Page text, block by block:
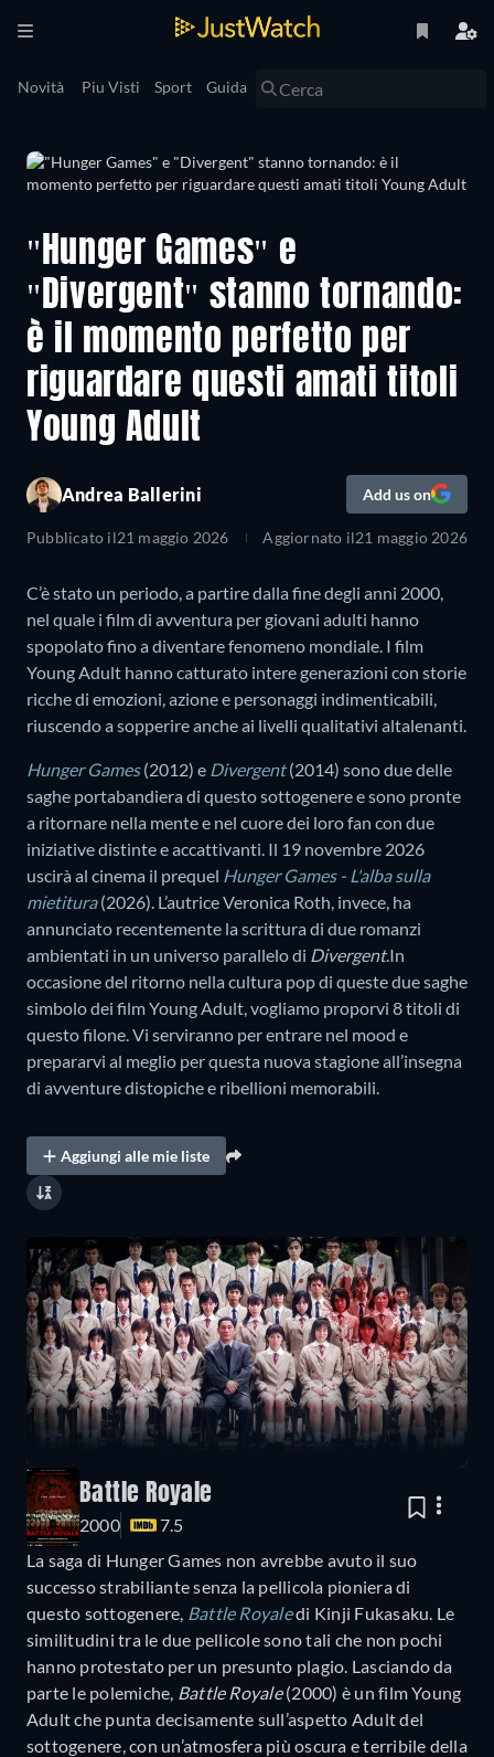
Novità Piu Visti Sport Guida
"Hunger Games" e
"Divergent" stanno tornando:
è il momento perfetto per
riguardare questi amati titoli
Young Adult
Andrea Ballerini Add us on
Pubblicato il21 maggio 2026 Aggiornato il21 maggio 2026
C’è stato un periodo, a partire dalla fine degli anni 2000,
nel quale i film di avventura per giovani adulti hanno
spopolato fino a diventare fenomeno mondiale. I film
Young Adult hanno catturato intere generazioni con storie
ricche di emozioni, azione e personaggi indimenticabili,
riuscendo a sopperire anche ai livelli qualitativi altalenanti.
Hunger Games(2012) e Divergent(2014) sono due delle
saghe portabandiera di questo sottogenere e sono pronte
a ritornare nella mente e nel cuore dei loro fan con due
iniziative distinte e accattivanti. Il 19 novembre 2026
uscirà al cinema il prequel Hunger Games - L'alba sulla
mietitura(2026). L’autrice Veronica Roth, invece, ha
annunciato recentemente la scrittura di due romanzi
ambientati in un universo parallelo di Divergent.In
occasione del ritorno nella cultura pop di queste due saghe
simbolo dei film Young Adult, vogliamo proporvi 8 titoli di
questo filone. Vi serviranno per entrare nel mood e
prepararvi al meglio per questa nuova stagione all’insegna
di avventure distopiche e ribellioni memorabili.
Aggiungi alle mie liste
Battle Royale
2000
7.5
La saga di Hunger Games non avrebbe avuto il suo
successo strabiliante senza la pellicola pioniera di
questo sottogenere, Battle Royaledi Kinji Fukasaku. Le
similitudini tra le due pellicole sono tali che non pochi
hanno protestato per un presunto plagio. Lasciando da
parte le polemiche, Battle Royale(2000) è un film Young
Adult che punta decisamente sull’aspetto Adult del
sottogenere, con un’atmosfera più oscura e terribile della